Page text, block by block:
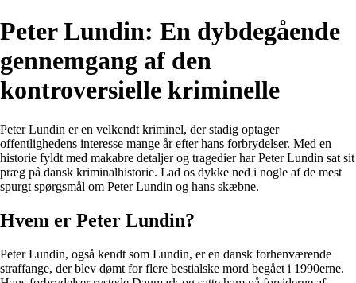
Peter Lundin: En dybdegående
gennemgang af den
kontroversielle kriminelle
Peter Lundin er en velkendt kriminel, der stadig optager
offentlighedens interesse mange år efter hans forbrydelser. Med en
historie fyldt med makabre detaljer og tragedier har Peter Lundin sat sit
præg på dansk kriminalhistorie. Lad os dykke ned i nogle af de mest
spurgt spørgsmål om Peter Lundin og hans skæbne.
Hvem er Peter Lundin?
Peter Lundin, også kendt som Lundin, er en dansk forhenværende
straffange, der blev dømt for flere bestialske mord begået i 1990erne.